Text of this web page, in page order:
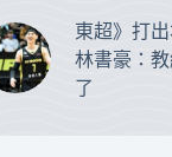
東超》打出
林書豪：
了